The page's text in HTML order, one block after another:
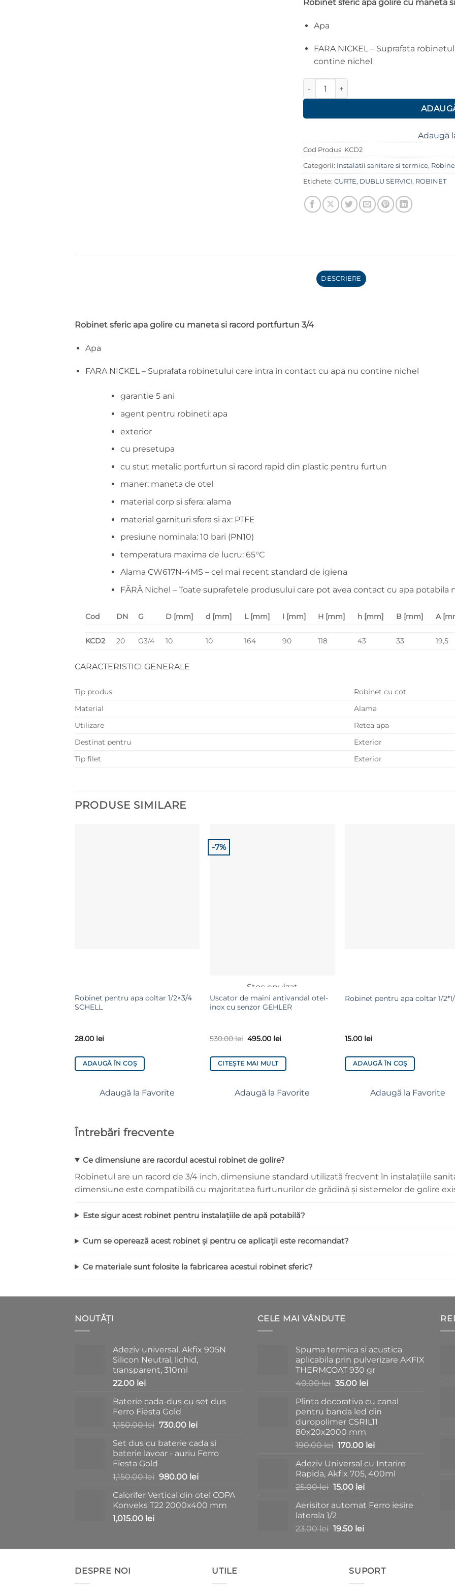
50.00 lei.
Robinet sferic apa golire cu maneta
Apa
FARA NICKEL – Suprafata
contine nichel
Cantitate Robinet sferic apa golire cu
Adaugă
Cod Produs: KCD2
Categorii: Instalatii sanitare si termice,
Etichete: CURTE, DUBLU SERVICI, ROBINET
DESCRIERE
Robinet sferic apa golire cu maneta si racord portfurtun 3/4
Apa
FARA NICKEL – Suprafata robinetului care intra in contact cu apa nu contine nichel
garantie 5 ani
agent pentru robineti: apa
exterior
cu presetupa
cu stut metalic portfurtun si racord rapid din plastic pentru furtun
maner: maneta de otel
material corp si sfera: alama
material garnituri sfera si ax: PTFE
presiune nominala: 10 bari (PN10)
temperatura maxima de lucru: 65°C
Alama CW617N-4MS – cel mai recent standard de igiena
FĂRĂ Nichel – Toate suprafetele produsului care pot avea contact cu apa
Cod DN G D [mm] d [mm] L [mm] I [mm] H [mm] h [mm] B [mm] A
KCD2 20 G3/4 10 10 164 90 118 43 33 19,5
CARACTERISTICI GENERALE
Tip produs
Robinet cu cot
Material
Alama
Utilizare
Retea apa
Destinat pentru
Exterior
Tip filet
Exterior
PRODUSE SIMILARE
Robinet pentru apa coltar 1/2×3/4
SCHELL
28.00 lei
ADAUGĂ ÎN COȘ
Adaugă la Favorite
-7%
Stoc epuizat
Uscator de maini antivandal otel-
inox cu senzor GEHLER
530.00lei 495.00 lei
CITEȘTE MAI MULT
Adaugă la Favorite
Robinet pentru apa coltar 1/
15.00 lei
ADAUGĂ ÎN COȘ
Adaugă la Favorite
Întrebări frecvente
Ce dimensiune are racordul acestui robinet de golire?
Robinetul are un racord de 3/4 inch, dimensiune standard utilizată frecvent în instalațiile
dimensiune este compatibilă cu majoritatea furtunurilor de grădină și sistemelor de golire
Este sigur acest robinet pentru instalațiile de apă potabilă?
Cum se operează acest robinet și pentru ce aplicații este recomandat?
Ce materiale sunt folosite la fabricarea acestui robinet sferic?
NOUTĂȚI
Adeziv universal, Akfix 905N
Silicon Neutral, lichid,
transparent, 310ml
22.00 lei
Baterie cada-dus cu set dus
Ferro Fiesta Gold
1,150.00lei Prețul
a
fost:
730.00 leiPrețul
este:
730.00 lei.
Set dus cu baterie cada si
baterie lavoar - auriu Ferro
Fiesta Gold
1,150.00lei Prețul
a
fost:
980.00 leiPrețul
este:
980.00 lei.
Calorifer Vertical din otel COPA
Konveks T22 2000x400 mm
1,015.00 lei
CELE MAI VÂNDUTE
Spuma termica si acustica
aplicabila prin pulverizare AKFIX
THERMCOAT 930 gr
40.00lei Prețul
a
fost:
40.00 lei.
35.00 leiPrețul
este:
35.00 lei.
Plinta decorativa cu canal
pentru banda led din
duropolimer CSRIL11
80x20x2000 mm
190.00lei Prețul
a
fost:
190.00 lei.
170.00 leiPrețul
este:
170.00 lei.
Adeziv Universal cu Intarire
Rapida, Akfix 705, 400ml
25.00lei Prețul
a
fost:
25.00 lei.
15.00 leiPrețul
este:
Aerisitor automat Ferro iesire
laterala 1/2
23.00lei Prețul
a
23.00 lei.
19.50 leiPrețul
este:
DESPRE NOI UTILE SUPORT